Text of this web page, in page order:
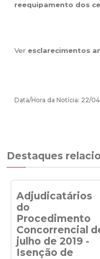
reequipamento dos
Ver esclarecimentos
Data/Hora da Notícia: 22/
Destaques
Adjudicatários
do
Procedimento
Concorrencial
julho de 2019 -
Isenção de